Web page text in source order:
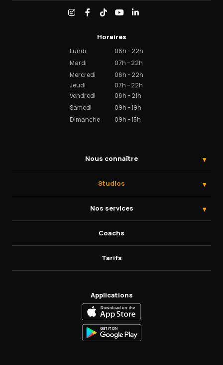
Horaires
Lundi
08h – 22h
Mardi
07h – 22h
Mercredi
08h – 22h
Jeudi
07h – 22h
Vendredi
08h – 21h
Samedi
09h – 19h
Dimanche
09h – 15h
Nous connaître
Studios
Nos services
Coachs
Tarifs
Applications